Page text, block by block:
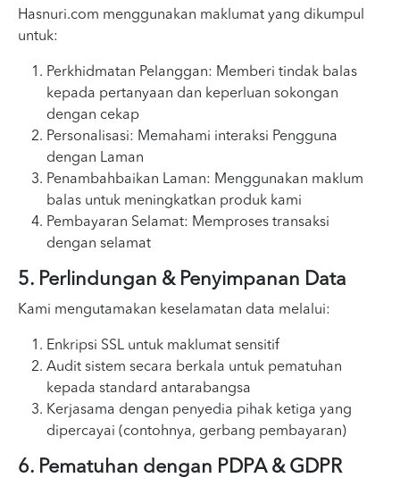
Hasnuri.com menggunakan maklumat yang dikumpul
untuk:
Perkhidmatan Pelanggan: Memberi tindak balas
kepada pertanyaan dan keperluan sokongan
dengan cekap
Personalisasi: Memahami interaksi Pengguna
dengan Laman
Penambahbaikan Laman: Menggunakan maklum
balas untuk meningkatkan produk kami
Pembayaran Selamat: Memproses transaksi
dengan selamat
5. Perlindungan & Penyimpanan Data
Kami mengutamakan keselamatan data melalui:
Enkripsi SSL untuk maklumat sensitif
Audit sistem secara berkala untuk pematuhan
kepada standard antarabangsa
Kerjasama dengan penyedia pihak ketiga yang
dipercayai (contohnya, gerbang pembayaran)
6. Pematuhan dengan PDPA & GDPR